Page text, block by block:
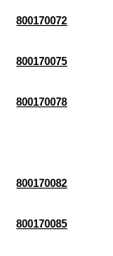
800170072
800170075
800170078
800170082
800170085